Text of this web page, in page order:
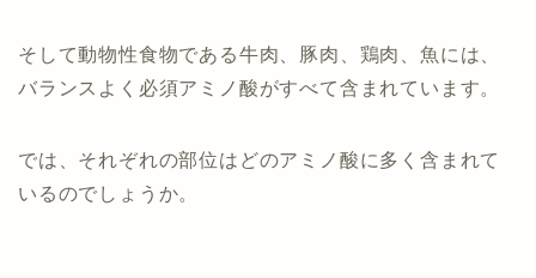
そして動物性食物である牛肉、豚肉、鶏肉、魚には、
バランスよく必須アミノ酸がすべて含まれています。
では、それぞれの部位はどのアミノ酸に多く含まれて
いるのでしょうか。